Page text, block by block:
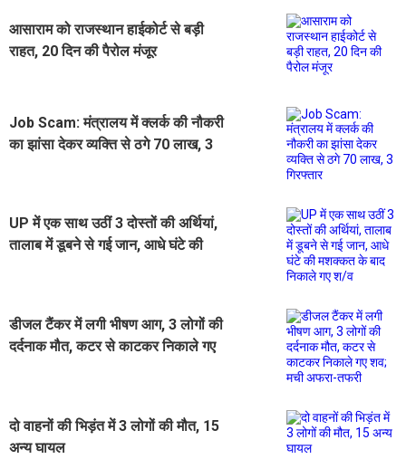
आसाराम को राजस्थान हाईकोर्ट से बड़ी
राहत, 20 दिन की पैरोल मंजूर
Job Scam: मंत्रालय में क्लर्क की नौकरी
का झांसा देकर व्यक्ति से ठगे 70 लाख, 3
UP में एक साथ उठीं 3 दोस्तों की अर्थियां,
तालाब में डूबने से गई जान, आधे घंटे की
डीजल टैंकर में लगी भीषण आग, 3 लोगों की
दर्दनाक मौत, कटर से काटकर निकाले गए
दो वाहनों की भिड़ंत में 3 लोगों की मौत, 15
अन्य घायल